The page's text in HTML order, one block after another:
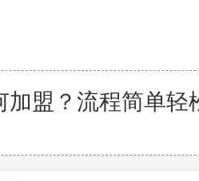
加盟？流程简单轻